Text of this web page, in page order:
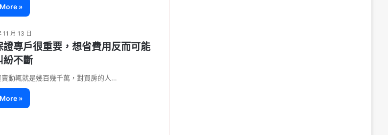
»
11 月 13 日
證專戶很重要，想省費用反而可能
紛不斷
賣動輒就是幾百幾千萬，對買房的人…
»